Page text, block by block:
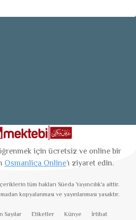
için ücretsiz ve online bir
Osmanlica Online’ı ziyaret edin.
tüm hakları Süeda Yayıncılık'a aittir.
kopyalanması ve yayınlanması yasaktır.
Sayılar Etiketler Künye İrtibat